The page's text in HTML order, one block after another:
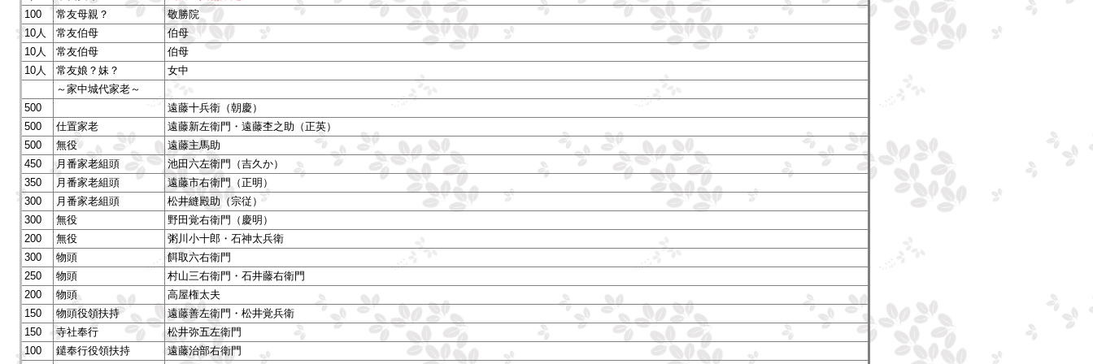
100
常友母親？
敬勝院
10人
常友伯母
伯母
10人
常友伯母
伯母
10人
常友娘？妹？
女中
～家中城代家老～
500
遠藤十兵衛（朝慶）
500
仕置家老
遠藤新左衛門・遠藤杢之助（正英）
500
無役
遠藤主馬助
450
月番家老組頭
池田六左衛門（吉久か）
350
月番家老組頭
遠藤市右衛門（正明）
300
月番家老組頭
松井縫殿助（宗従）
300
無役
野田覚右衛門（慶明）
200
無役
粥川小十郎・石神太兵衛
300
物頭
餌取六右衛門
250
物頭
村山三右衛門・石井藤右衛門
200
物頭
高屋権太夫
150
物頭役領扶持
遠藤善左衛門・松井覚兵衛
150
寺社奉行
松井弥五左衛門
100
鑓奉行役領扶持
遠藤治部右衛門